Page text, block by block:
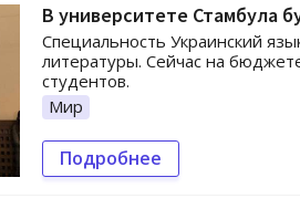
В университете Стамбула
Специальность Украинский
литературы. Сейчас на
студентов.
Мир
Подробнее